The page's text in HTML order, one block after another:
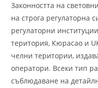
Законността на
на строга регулаторна
регулаторни
територия, Кюрасао и
челни територии,
оператори. Всеки тип
съблюдаване на